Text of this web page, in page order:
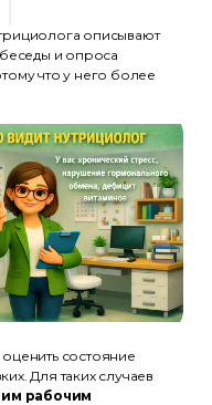
описывают
и опроса
что у него более
состояние
Для таких случаев
рабочим